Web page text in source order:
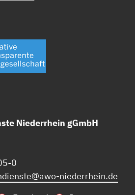
Niederrhein gGmbH
0
awo-niederrhein.de